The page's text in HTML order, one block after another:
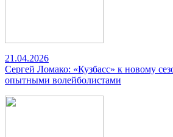
21.04.2026
Сергей Ломако: «Кузбасс» к новому
опытными волейболистами